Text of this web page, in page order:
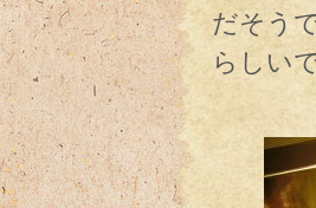
だそう
らしい